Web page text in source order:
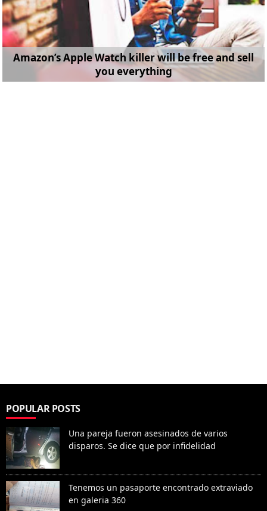
Amazon’s Apple Watch killer will be free and sell
you everything
POPULAR POSTS
Una pareja fueron asesinados de varios
disparos. Se dice que por infidelidad
Tenemos un pasaporte encontrado extraviado
en galeria 360